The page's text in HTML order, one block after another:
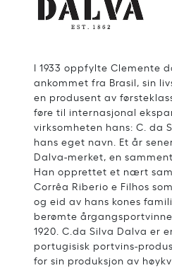
I 1933 oppfylte Clemente
ankommet fra Brasil, sin
en produsent av
føre til internasjonal
virksomheten hans: C. da
hans eget navn. Et år
Dalva-merket, en
Han opprettet et nært
Corrêa Riberio e Filhos
og eid av hans kones
berømte årgangsportvinne
1920. C.da Silva Dalva er
portugisisk portvins-
for sin produksjon av